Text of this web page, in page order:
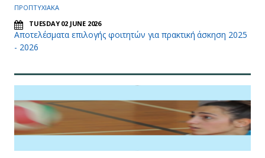
ΠΡΟΠΤΥΧΙΑΚΑ
TUESDAY 02 JUNE 2026
Αποτελέσματα επιλογής φοιτητών για πρακτική άσκηση 2025
- 2026